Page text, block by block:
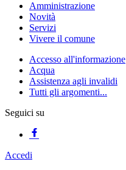
Amministrazione
Novità
Servizi
Vivere il comune
Accesso all'informazione
Acqua
Assistenza agli invalidi
Tutti gli argomenti...
Seguici su
Accedi